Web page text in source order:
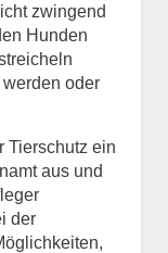
zwingend
Hunden
oder
Tierschutz ein
aus und
der